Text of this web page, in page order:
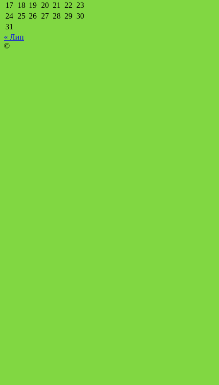
17 18 19 20 21 22 23
24 25 26 27 28 29 30
31
« Лип
©